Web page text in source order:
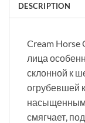
DESCRIPTION
Cream Horse
лица
склонной к
огрубевшей
насыщенным
смягчает,